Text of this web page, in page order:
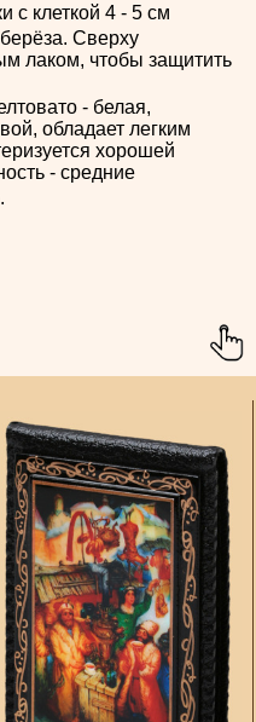
с клеткой 4 - 5 см
Сверху
лаком, чтобы защитить
- белая,
обладает легким
хорошей
- средние